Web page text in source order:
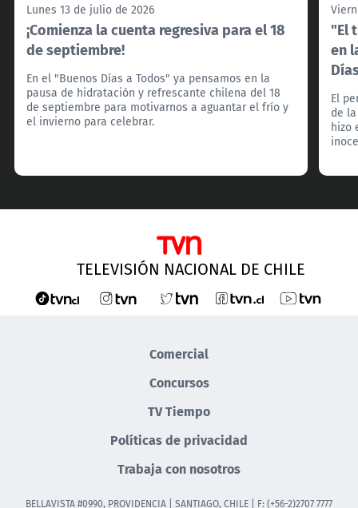
Lunes 13 de julio de 2026
¡Comienza la cuenta regresiva para el 18
de septiembre!
En el "Buenos Días a Todos" ya pensamos en la
pausa de hidratación y refrescante chilena del 18
de septiembre para motivarnos a aguantar el frío y
el invierno para celebrar.
"El
en
El
de
hizo
TELEVISIÓN NACIONAL DE CHILE
Comercial
Concursos
TV Tiempo
Políticas de privacidad
Trabaja con nosotros
BELLAVISTA #0990, PROVIDENCIA | SANTIAGO, CHILE | F: (+56-2)2707 7777